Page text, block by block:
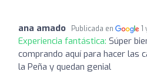
ana amado Publicada en 1
Experiencia fantástica: Súper
comprando aquí para hacer las
la Peña y quedan genial